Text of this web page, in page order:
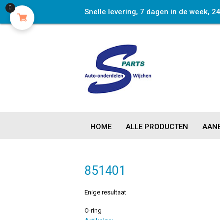
Snelle levering, 7 dagen in de week,
HOME ALLE PRODUCTEN
851401
Enige resultaat
O-ring
0